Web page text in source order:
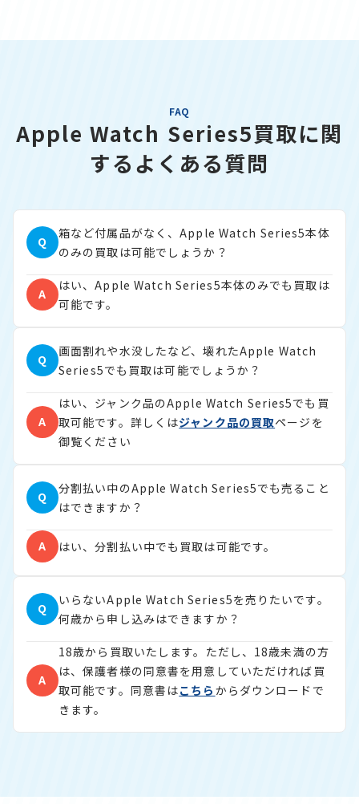
FAQ
Apple Watch Series5買取に関
するよくある質問
Q
箱など付属品がなく、Apple Watch Series5本体
のみの買取は可能でしょうか？
A
はい、Apple Watch Series5本体のみでも買取は
可能です。
Q
画面割れや水没したなど、壊れたApple Watch
Series5でも買取は可能でしょうか？
A
はい、ジャンク品のApple Watch Series5でも買
取可能です。詳しくはジャンク品の買取ページを
御覧ください
Q
分割払い中のApple Watch Series5でも売ること
はできますか？
A はい、分割払い中でも買取は可能です。
Q
いらないApple Watch Series5を売りたいです。
何歳から申し込みはできますか？
A
18歳から買取いたします。ただし、18歳未満の方
は、保護者様の同意書を用意していただければ買
取可能です。同意書はこちら からダウンロードで
きます。